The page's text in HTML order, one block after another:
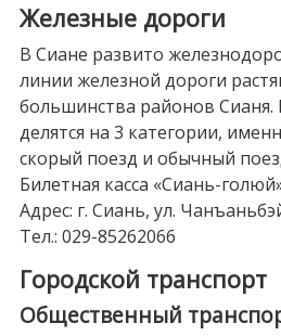
Железные дороги
В Сиане развито
линии железной дороги
большинства районов Сианя.
делятся на 3 категории,
скорый поезд и обычный
Билетная касса «Сиань-
Адрес: г. Сиань, ул.
Тел.: 029-85262066
Городской транспорт
Общественный